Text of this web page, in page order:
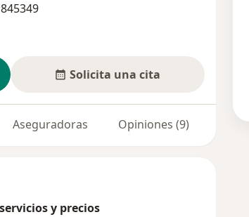
Solicita una cita
Aseguradoras Opiniones (9)
y precios